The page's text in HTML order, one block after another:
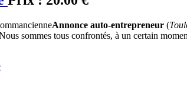
Annonce auto-entrepreneur (
sommes tous confrontés, à un certain